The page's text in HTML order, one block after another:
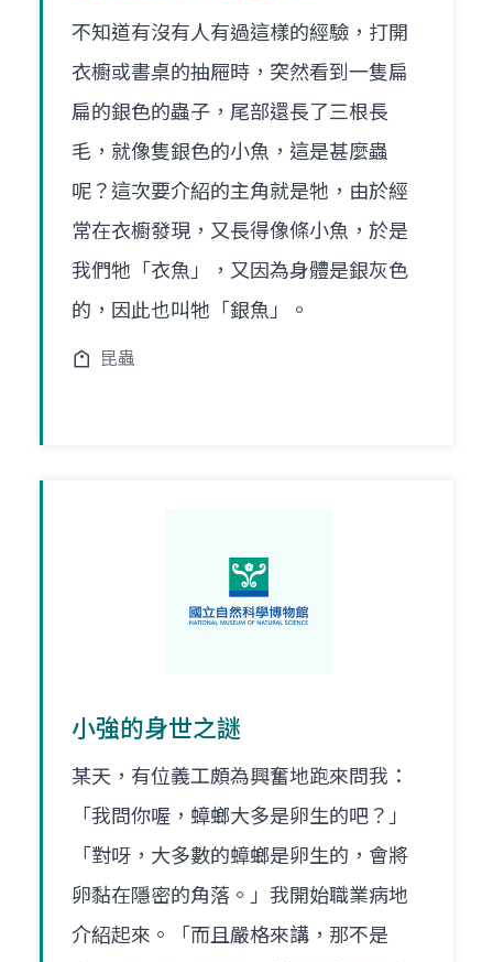
不知道有沒有人有過這樣的經驗，打開
衣櫥或書桌的抽屜時，突然看到一隻扁
扁的銀色的蟲子，尾部還長了三根長
毛，就像隻銀色的小魚，這是甚麼蟲
呢？這次要介紹的主角就是牠，由於經
常在衣櫥發現，又長得像條小魚，於是
我們牠「衣魚」，又因為身體是銀灰色
的，因此也叫牠「銀魚」。
昆蟲
小強的身世之謎
某天，有位義工頗為興奮地跑來問我：
「我問你喔，蟑螂大多是卵生的吧？」
「對呀，大多數的蟑螂是卵生的，會將
卵黏在隱密的角落。」我開始職業病地
介紹起來。「而且嚴格來講，那不是